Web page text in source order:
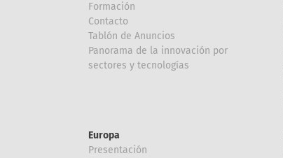
Formación
Contacto
Tablón de Anuncios
Panorama de la innovación por
sectores y tecnologías
Europa
Presentación